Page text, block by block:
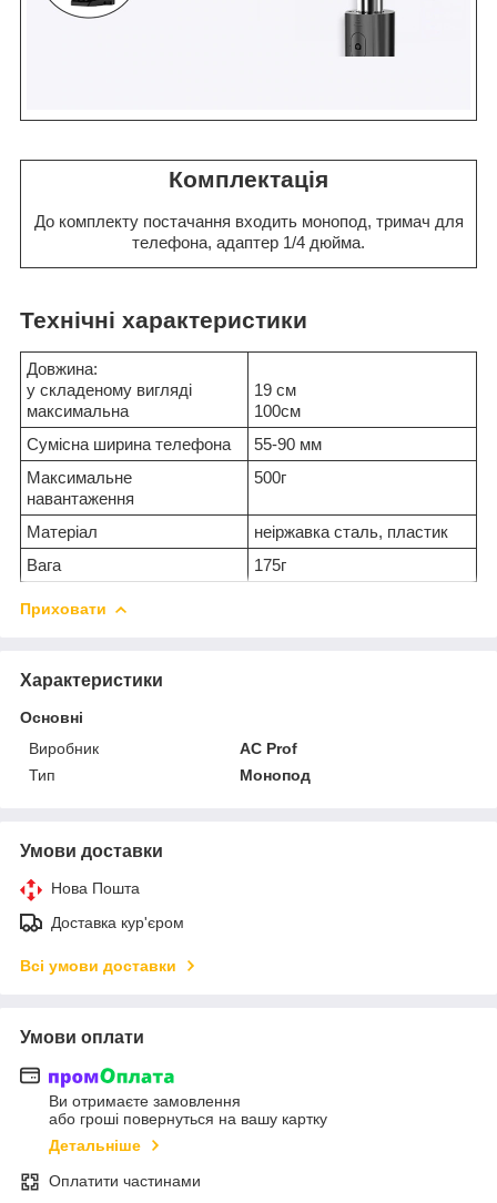
Комплектація
До комплекту постачання входить монопод, тримач для
телефона, адаптер 1/4 дюйма.
Технічні характеристики
Довжина:
у складеному вигляді
максимальна
19 см
100см
Сумісна ширина телефона
55-90 мм
Максимальне
навантаження
500г
Матеріал
неіржавка сталь, пластик
Вага
175г
Приховати
Характеристики
Основні
Виробник
AC Prof
Тип
Монопод
Умови доставки
Нова Пошта
Доставка кур'єром
Всі умови доставки
Умови оплати
Ви отримаєте замовлення
або гроші повернуться на вашу картку
Детальніше
Оплатити частинами